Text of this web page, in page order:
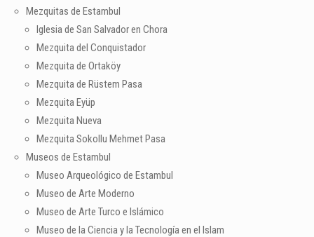
Mezquitas de Estambul
Iglesia de San Salvador en Chora
Mezquita del Conquistador
Mezquita de Ortaköy
Mezquita de Rüstem Pasa
Mezquita Eyüp
Mezquita Nueva
Mezquita Sokollu Mehmet Pasa
Museos de Estambul
Museo Arqueológico de Estambul
Museo de Arte Moderno
Museo de Arte Turco e Islámico
Museo de la Ciencia y la Tecnología en el Islam